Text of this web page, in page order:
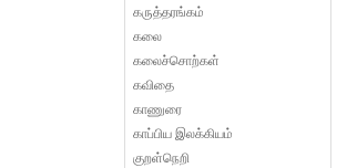
கருத்தரங்கம்
கலை
கலைச்சொற்கள்
கவிதை
காணுரை
காப்பிய இலக்கியம்
குறள்நெறி